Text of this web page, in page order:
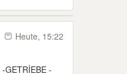
Heute, 15:22
GETRİEBE -